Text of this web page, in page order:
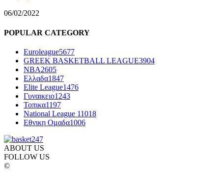
06/02/2022
POPULAR CATEGORY
Euroleague5677
GREEK BASKETBALL LEAGUE3904
NBA2605
Ελλαδα1847
Elite League1476
Γυναικειο1243
Τοπικα1197
National League 11018
Εθνικη Ομαδα1006
ABOUT US
FOLLOW US
©